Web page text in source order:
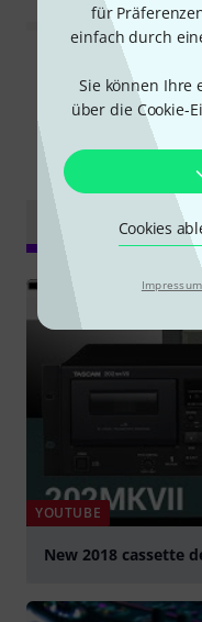
für
einfach durch
Sie können Ihre
über die Cookie-
Cookies
Impressum
Alle
Videos
YOUTUBE
New 2018 cassette